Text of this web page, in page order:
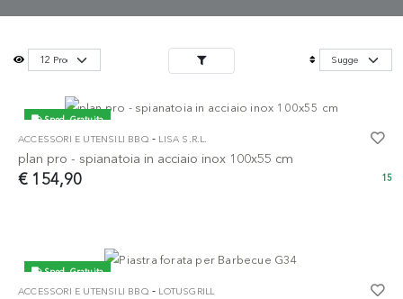
Sped. Gratuita
ACCESSORI E UTENSILI BBQ- LISA S.R.L.
plan pro - spianatoia in acciaio inox 100x55 cm
€ 154,90 15
Sped. Gratuita
ACCESSORI E UTENSILI BBQ- LOTUSGRILL